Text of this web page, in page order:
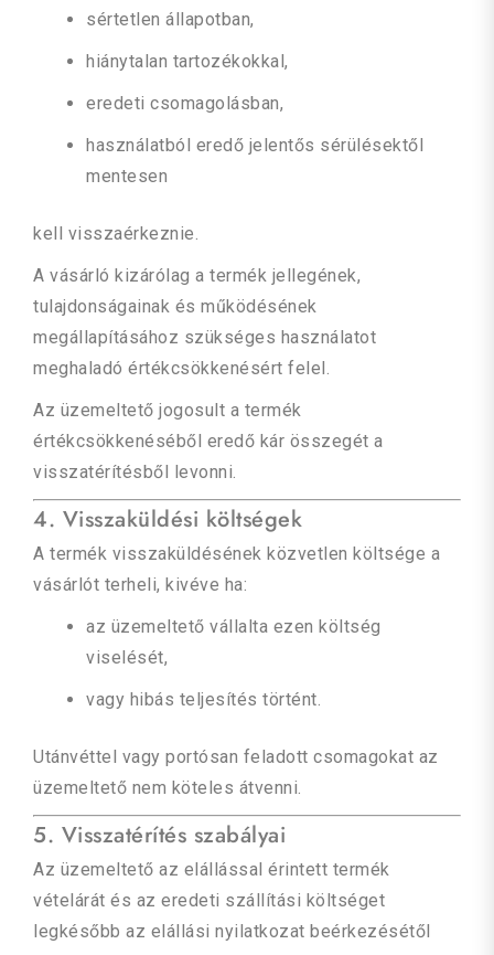
sértetlen állapotban,
hiánytalan tartozékokkal,
eredeti csomagolásban,
használatból eredő jelentős sérülésektől
mentesen
kell visszaérkeznie.
A vásárló kizárólag a termék jellegének,
tulajdonságainak és működésének
megállapításához szükséges használatot
meghaladó értékcsökkenésért felel.
Az üzemeltető jogosult a termék
értékcsökkenéséből eredő kár összegét a
visszatérítésből levonni.
4. Visszaküldési költségek
A termék visszaküldésének közvetlen költsége a
vásárlót terheli, kivéve ha:
az üzemeltető vállalta ezen költség
viselését,
vagy hibás teljesítés történt.
Utánvéttel vagy portósan feladott csomagokat az
üzemeltető nem köteles átvenni.
5. Visszatérítés szabályai
Az üzemeltető az elállással érintett termék
vételárát és az eredeti szállítási költséget
legkésőbb az elállási nyilatkozat beérkezésétől